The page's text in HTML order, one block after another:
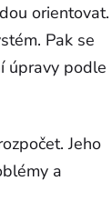
orientovat.
Pak se
úpravy podle
Jeho
a